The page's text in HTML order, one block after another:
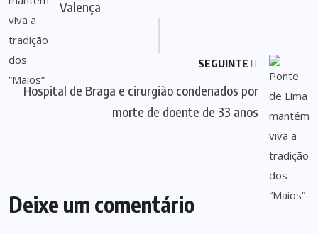
Valença
SEGUINTE
Hospital de Braga e cirurgião condenados por
morte de doente de 33 anos
Deixe um comentário